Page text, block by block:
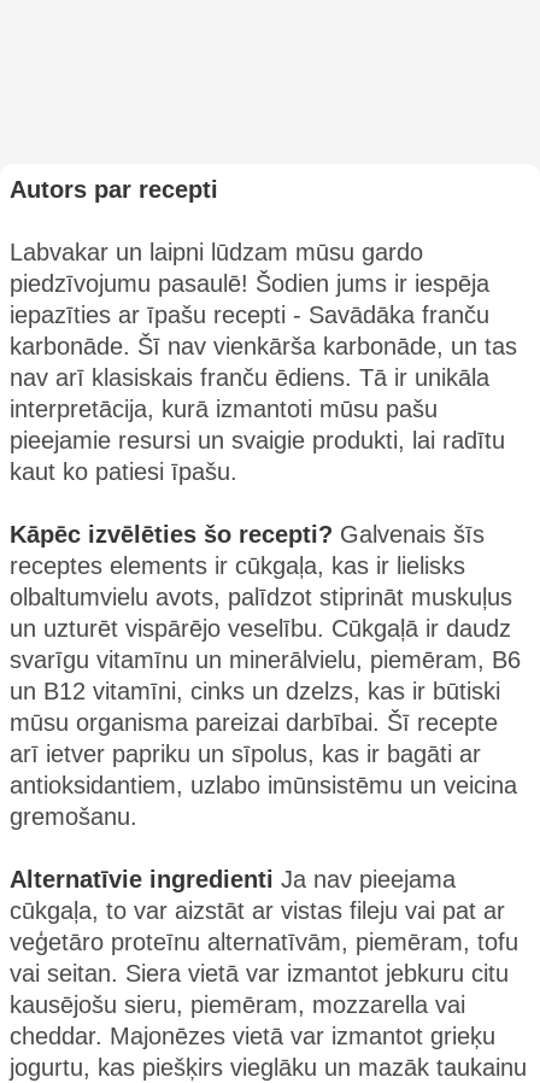
Autors par recepti
Labvakar un laipni lūdzam mūsu gardo
piedzīvojumu pasaulē! Šodien jums ir iespēja
iepazīties ar īpašu recepti - Savādāka franču
karbonāde. Šī nav vienkārša karbonāde, un tas
nav arī klasiskais franču ēdiens. Tā ir unikāla
interpretācija, kurā izmantoti mūsu pašu
pieejamie resursi un svaigie produkti, lai radītu
kaut ko patiesi īpašu.
Kāpēc izvēlēties šo recepti? Galvenais šīs
receptes elements ir cūkgaļa, kas ir lielisks
olbaltumvielu avots, palīdzot stiprināt muskuļus
un uzturēt vispārējo veselību. Cūkgaļā ir daudz
svarīgu vitamīnu un minerālvielu, piemēram, B6
un B12 vitamīni, cinks un dzelzs, kas ir būtiski
mūsu organisma pareizai darbībai. Šī recepte
arī ietver papriku un sīpolus, kas ir bagāti ar
antioksidantiem, uzlabo imūnsistēmu un veicina
gremošanu.
Alternatīvie ingredienti Ja nav pieejama
cūkgaļa, to var aizstāt ar vistas fileju vai pat ar
veģetāro proteīnu alternatīvām, piemēram, tofu
vai seitan. Siera vietā var izmantot jebkuru citu
kausējošu sieru, piemēram, mozzarella vai
cheddar. Majonēzes vietā var izmantot grieķu
jogurtu, kas piešķirs vieglāku un mazāk taukainu